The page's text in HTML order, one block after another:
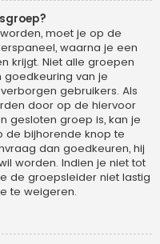
moet je op de
waarna je een
krijgt. Niet alle groepen
goedkeuring van je
gebruikers. Als
door op de hiervoor
gesloten groep is, kan je
de bijhorende knop te
dan goedkeuren, hij
worden. Indien je niet tot
de groepsleider niet lastig
te weigeren.